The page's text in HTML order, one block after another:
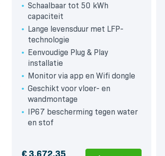
Schaalbaar tot 50 kWh
capaciteit
Lange levensduur met LFP-
technologie
Eenvoudige Plug & Play
installatie
Monitor via app en Wifi dongle
Geschikt voor vloer- en
wandmontage
IP67 bescherming tegen water
en stof